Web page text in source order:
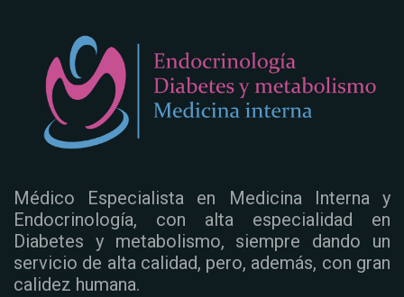
Médico Especialista en Medicina Interna y
Endocrinología, con alta especialidad en
Diabetes y metabolismo, siempre dando un
servicio de alta calidad, pero, además, con gran
calidez humana.